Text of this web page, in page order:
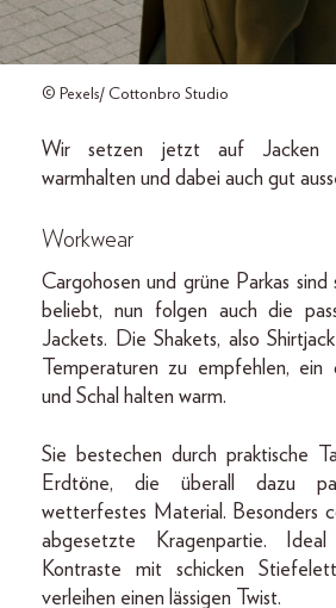
© Pexels/ Cottonbro Studio
Wir setzen jetzt auf Jacken
warmhalten und dabei auch gut
Workwear
Cargohosen und grüne Parkas
beliebt, nun folgen auch die
Jackets. Die Shakets, also
Temperaturen zu empfehlen, ein
und Schal halten warm.
Sie bestechen durch praktische
Erdtöne, die überall dazu
wetterfestes Material. Besonders
abgesetzte Kragenpartie.
Kontraste mit schicken
verleihen einen lässigen Twist.